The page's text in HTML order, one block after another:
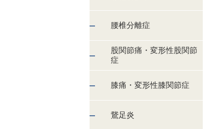
腰椎分離症
股関節痛・変形性股関節
症
膝痛・変形性膝関節症
鵞足炎